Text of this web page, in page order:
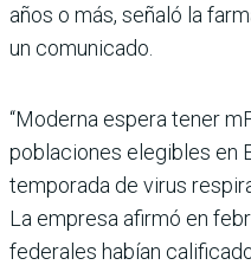
años o más, señaló la
un comunicado.
“Moderna espera tener
poblaciones elegibles en
temporada de virus
La empresa afirmó en
federales habían